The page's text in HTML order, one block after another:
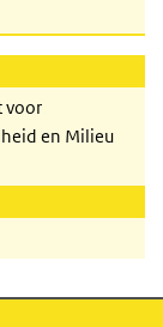
voor
en Milieu